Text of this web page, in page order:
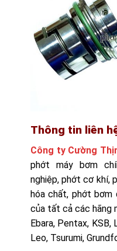
Thông tin liên
Công ty Cường
phớt máy bơm
nghiệp, phớt cơ khí,
hóa chất, phớt
của tất cả các hãng
Ebara, Pentax, KSB,
Leo, Tsurumi,